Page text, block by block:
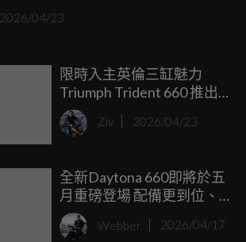
2026/04/23
限時入主英倫三缸魅力
Triumph Trident 660 推出
全額貸 0 利率與 ERMAX 風
格升級組
Ziv 2026/04/23
全新Daytona 660即將於五
月重磅登場 配備更到位、
操控更進化，全面強化中
量級跑車戰力
Webber 2026/04/17